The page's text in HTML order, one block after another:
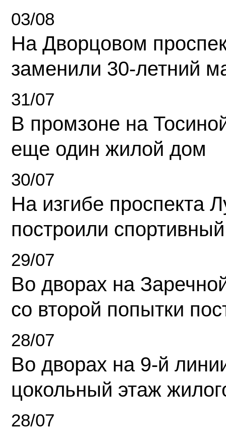
03/08
На Дворцовом
заменили 30-летний
31/07
В промзоне на
еще один жилой дом
30/07
На изгибе проспекта
построили
29/07
Во дворах на
со второй попытки
28/07
Во дворах на 9-й
цокольный этаж
28/07